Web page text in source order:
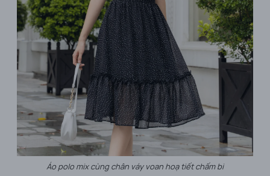
Áo polo mix cùng chân váy voan hoạ tiết chấm bi